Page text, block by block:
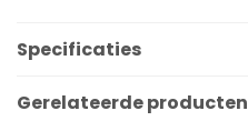
Specificaties
Gerelateerde producten